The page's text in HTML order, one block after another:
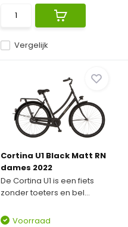
Vergelijk
Cortina U1 Black Matt RN
dames 2022
De Cortina U1 is een fiets
zonder toeters en bel...
Voorraad